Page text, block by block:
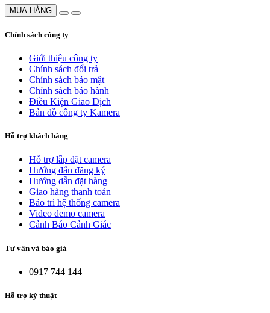
MUA HÀNG
Chính sách công ty
Giới thiệu công ty
Chính sách đổi trả
Chính sách bảo mật
Chính sách bảo hành
Điều Kiện Giao Dịch
Bản đồ công ty Kamera
Hỗ trợ khách hàng
Hỗ trợ lắp đặt camera
Hướng đẫn đăng ký
Hướng dẫn đặt hàng
Giao hàng thanh toán
Bảo trì hệ thống camera
Video demo camera
Cảnh Báo Cảnh Giác
Tư vấn và báo giá
0917 744 144
Hỗ trợ kỹ thuật